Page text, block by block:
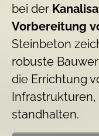
bei der
Vorbereitung
Steinbeton
robuste
die Errichtung
Infrastrukturen,
standhalten.